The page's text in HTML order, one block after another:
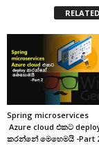
Spring microservices
Azure cloud එකට
කරන්නේ මෙහෙමයි -Part